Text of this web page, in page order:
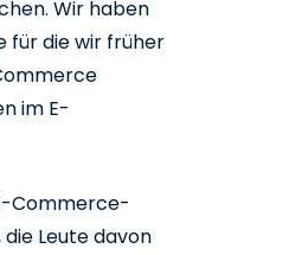
Wir haben
für die wir früher
im E-
Commerce-
Leute davon